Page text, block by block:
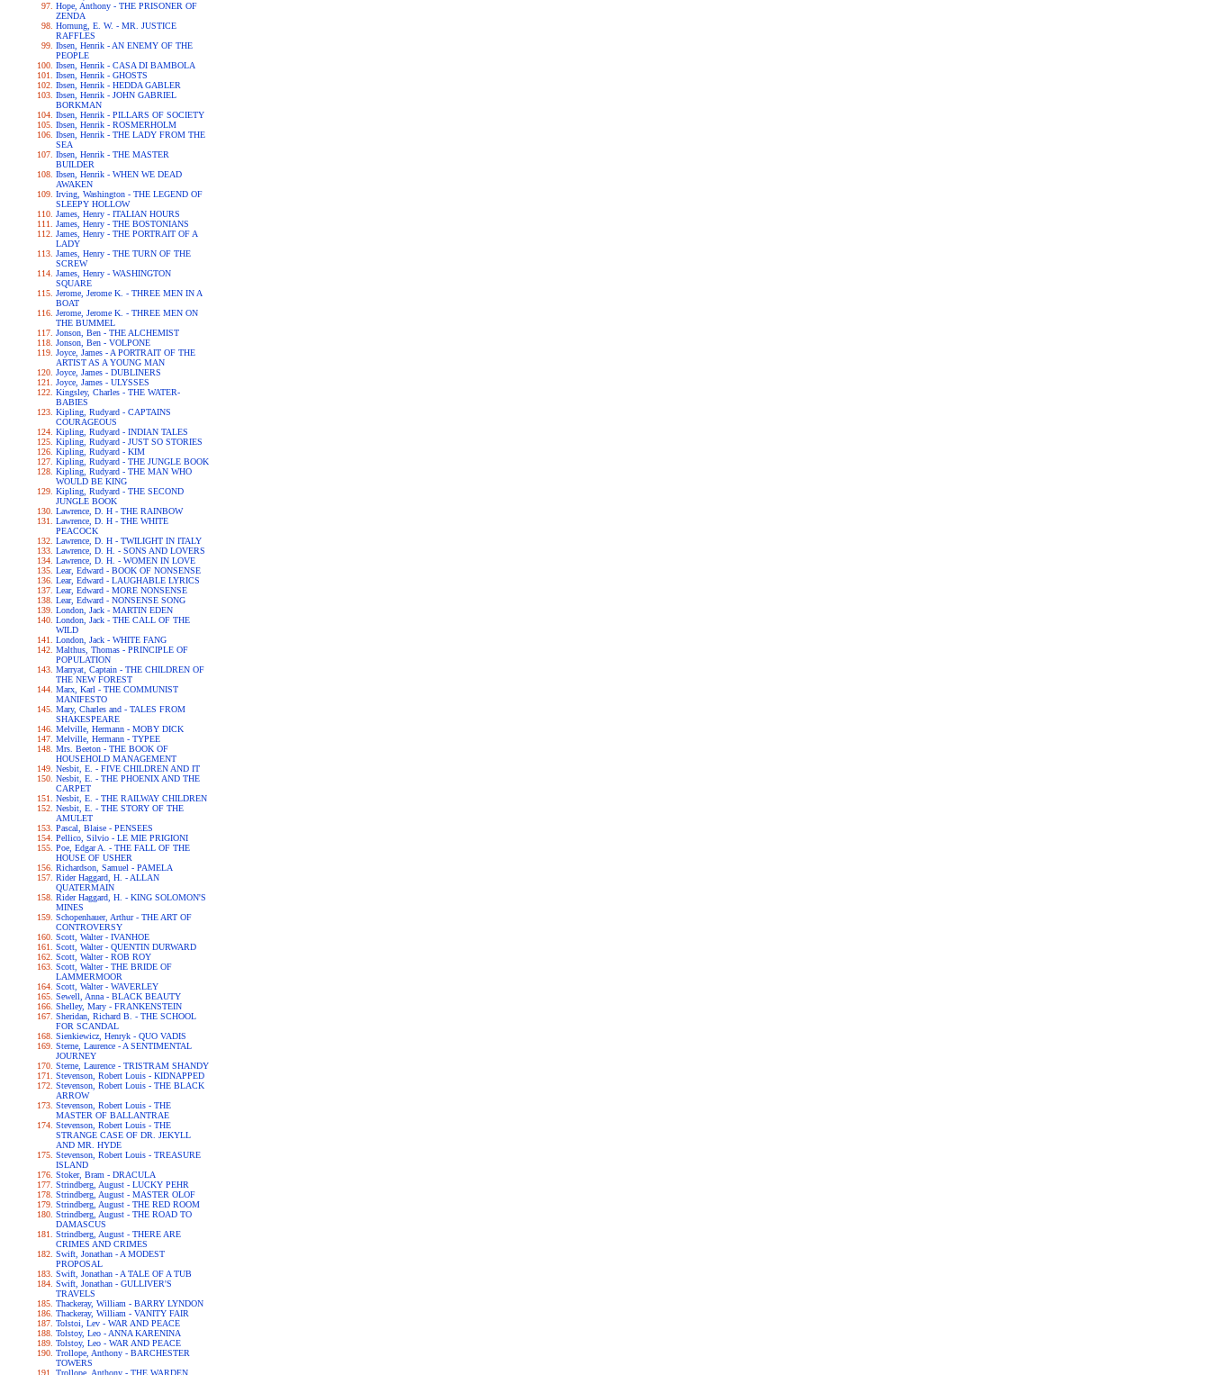
Hope, Anthony - THE PRISONER OF
ZENDA
Hornung, E. W. - MR. JUSTICE
RAFFLES
Ibsen, Henrik - AN ENEMY OF THE
PEOPLE
Ibsen, Henrik - CASA DI BAMBOLA
Ibsen, Henrik - GHOSTS
Ibsen, Henrik - HEDDA GABLER
Ibsen, Henrik - JOHN GABRIEL
BORKMAN
Ibsen, Henrik - PILLARS OF SOCIETY
Ibsen, Henrik - ROSMERHOLM
Ibsen, Henrik - THE LADY FROM THE
SEA
Ibsen, Henrik - THE MASTER
BUILDER
Ibsen, Henrik - WHEN WE DEAD
AWAKEN
Irving, Washington - THE LEGEND OF
SLEEPY HOLLOW
James, Henry - ITALIAN HOURS
James, Henry - THE BOSTONIANS
James, Henry - THE PORTRAIT OF A
LADY
James, Henry - THE TURN OF THE
SCREW
James, Henry - WASHINGTON
SQUARE
Jerome, Jerome K. - THREE MEN IN A
BOAT
Jerome, Jerome K. - THREE MEN ON
THE BUMMEL
Jonson, Ben - THE ALCHEMIST
Jonson, Ben - VOLPONE
Joyce, James - A PORTRAIT OF THE
ARTIST AS A YOUNG MAN
Joyce, James - DUBLINERS
Joyce, James - ULYSSES
Kingsley, Charles - THE WATER-
BABIES
Kipling, Rudyard - CAPTAINS
COURAGEOUS
Kipling, Rudyard - INDIAN TALES
Kipling, Rudyard - JUST SO STORIES
Kipling, Rudyard - KIM
Kipling, Rudyard - THE JUNGLE BOOK
Kipling, Rudyard - THE MAN WHO
WOULD BE KING
Kipling, Rudyard - THE SECOND
JUNGLE BOOK
Lawrence, D. H - THE RAINBOW
Lawrence, D. H - THE WHITE
PEACOCK
Lawrence, D. H - TWILIGHT IN ITALY
Lawrence, D. H. - SONS AND LOVERS
Lawrence, D. H. - WOMEN IN LOVE
Lear, Edward - BOOK OF NONSENSE
Lear, Edward - LAUGHABLE LYRICS
Lear, Edward - MORE NONSENSE
Lear, Edward - NONSENSE SONG
London, Jack - MARTIN EDEN
London, Jack - THE CALL OF THE
WILD
London, Jack - WHITE FANG
Malthus, Thomas - PRINCIPLE OF
POPULATION
Marryat, Captain - THE CHILDREN OF
THE NEW FOREST
Marx, Karl - THE COMMUNIST
MANIFESTO
Mary, Charles and - TALES FROM
SHAKESPEARE
Melville, Hermann - MOBY DICK
Melville, Hermann - TYPEE
Mrs. Beeton - THE BOOK OF
HOUSEHOLD MANAGEMENT
Nesbit, E. - FIVE CHILDREN AND IT
Nesbit, E. - THE PHOENIX AND THE
CARPET
Nesbit, E. - THE RAILWAY CHILDREN
Nesbit, E. - THE STORY OF THE
AMULET
Pascal, Blaise - PENSEES
Pellico, Silvio - LE MIE PRIGIONI
Poe, Edgar A. - THE FALL OF THE
HOUSE OF USHER
Richardson, Samuel - PAMELA
Rider Haggard, H. - ALLAN
QUATERMAIN
Rider Haggard, H. - KING SOLOMON'S
MINES
Schopenhauer, Arthur - THE ART OF
CONTROVERSY
Scott, Walter - IVANHOE
Scott, Walter - QUENTIN DURWARD
Scott, Walter - ROB ROY
Scott, Walter - THE BRIDE OF
LAMMERMOOR
Scott, Walter - WAVERLEY
Sewell, Anna - BLACK BEAUTY
Shelley, Mary - FRANKENSTEIN
Sheridan, Richard B. - THE SCHOOL
FOR SCANDAL
Sienkiewicz, Henryk - QUO VADIS
Sterne, Laurence - A SENTIMENTAL
JOURNEY
Sterne, Laurence - TRISTRAM SHANDY
Stevenson, Robert Louis - KIDNAPPED
Stevenson, Robert Louis - THE BLACK
ARROW
Stevenson, Robert Louis - THE
MASTER OF BALLANTRAE
Stevenson, Robert Louis - THE
STRANGE CASE OF DR. JEKYLL
AND MR. HYDE
Stevenson, Robert Louis - TREASURE
ISLAND
Stoker, Bram - DRACULA
Strindberg, August - LUCKY PEHR
Strindberg, August - MASTER OLOF
Strindberg, August - THE RED ROOM
Strindberg, August - THE ROAD TO
DAMASCUS
Strindberg, August - THERE ARE
CRIMES AND CRIMES
Swift, Jonathan - A MODEST
PROPOSAL
Swift, Jonathan - A TALE OF A TUB
Swift, Jonathan - GULLIVER'S
TRAVELS
Thackeray, William - BARRY LYNDON
Thackeray, William - VANITY FAIR
Tolstoi, Lev - WAR AND PEACE
Tolstoy, Leo - ANNA KARENINA
Tolstoy, Leo - WAR AND PEACE
Trollope, Anthony - BARCHESTER
TOWERS
Trollope, Anthony - THE WARDEN